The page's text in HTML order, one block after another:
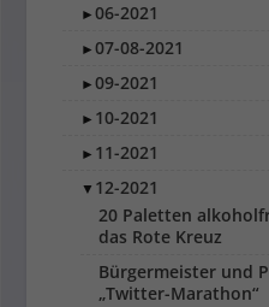
►06-2021
►07-08-2021
►09-2021
► 10-2021
► 11-2021
▼ 12-2021
20 Paletten
das Rote Kreuz
Bürgermeister und
„Twitter-Marathon“